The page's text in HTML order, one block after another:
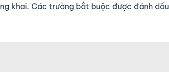
khai. Các trường bắt buộc được đánh dấu